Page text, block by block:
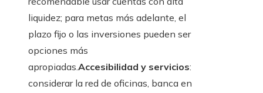
liquidez; para metas más adelante, el
plazo fijo o las inversiones pueden ser
opciones más
apropiadas.Accesibilidad y servicios:
considerar la red de oficinas, banca en